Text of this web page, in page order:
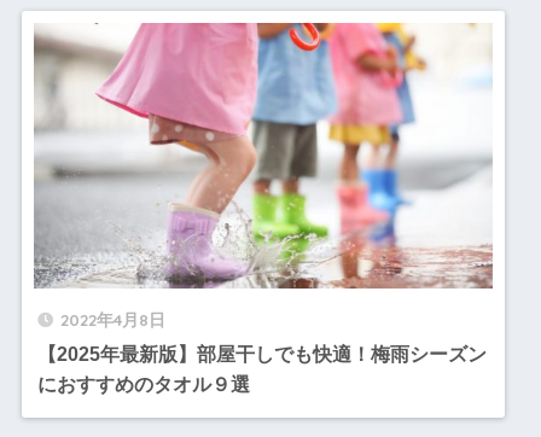
2022年4月8日
【2025年最新版】部屋干しでも快適！梅雨シーズン
におすすめのタオル９選